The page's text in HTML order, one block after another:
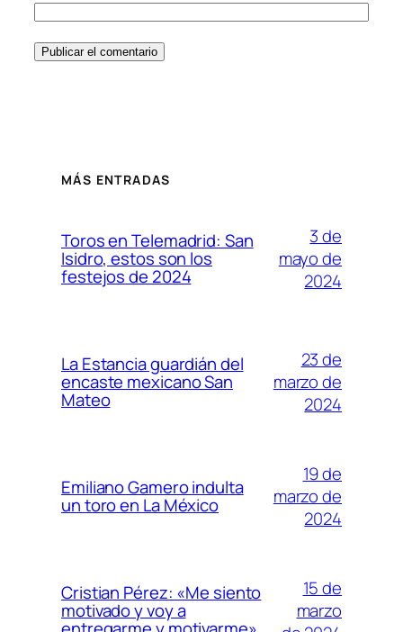
MÁS ENTRADAS
Toros en Telemadrid: San
Isidro, estos son los
festejos de 2024
3 de
mayo de
2024
La Estancia guardián del
encaste mexicano San
Mateo
23 de
marzo de
2024
Emiliano Gamero indulta
un toro en La México
19 de
marzo de
2024
Cristian Pérez: «Me siento
motivado y voy a
15 de
marzo